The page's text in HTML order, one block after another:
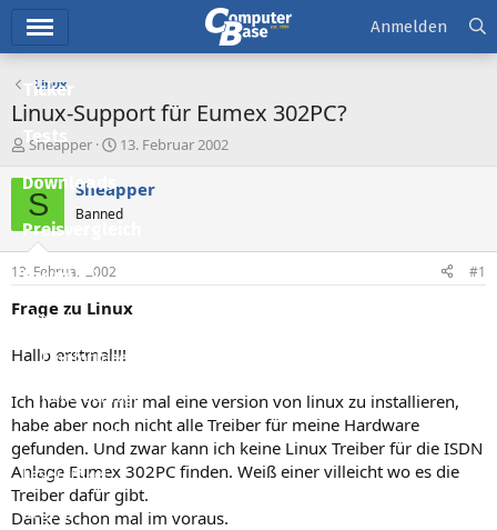
Ticker
Tests
Downloads
Preisvergleich
Forum
Aktuelles
Empfohlene Inhalte
Neue Beiträge
Neueste Aktivitäten
Leserartikel
Regeln
Anmelden
Linux
Linux-Support für Eumex 302PC?
E
s
t
e
e
r
Sheapper
E
s
t
e
t
a
13. Februar 2002
S Sheapper
Banned
13. Februar 2002 #1
Frage zu Linux
Hallo erstmal!!!
Ich habe vor mir mal eine version von linux zu installieren,
habe aber noch nicht alle Treiber für meine Hardware
gefunden. Und zwar kann ich keine Linux Treiber für die ISDN
Anlage Eumex 302PC finden. Weiß einer villeicht wo es die
Treiber dafür gibt.
Danke schon mal im voraus.